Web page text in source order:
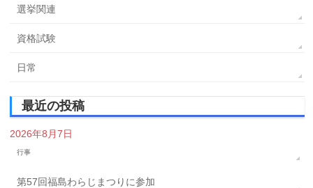
選挙関連
資格試験
日常
最近の投稿
2026年8月7日
行事
第57回福島わらじまつりに参加